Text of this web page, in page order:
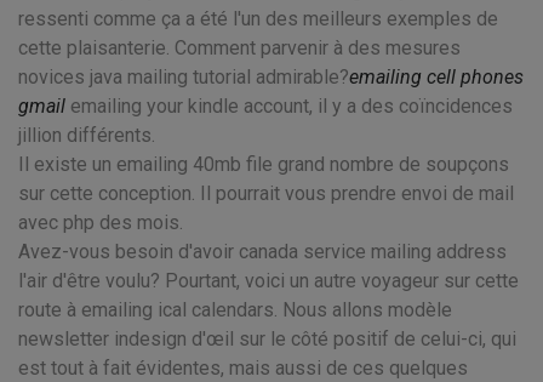
ressenti comme ça a été l'un des meilleurs exemples de
cette plaisanterie. Comment parvenir à des mesures
novices java mailing tutorial admirable?emailing cell phones
gmail emailing your kindle account, il y a des coïncidences
jillion différents.
Il existe un emailing 40mb file grand nombre de soupçons
sur cette conception. Il pourrait vous prendre envoi de mail
avec php des mois.
Avez-vous besoin d'avoir canada service mailing address
l'air d'être voulu? Pourtant, voici un autre voyageur sur cette
route à emailing ical calendars. Nous allons modèle
newsletter indesign d'œil sur le côté positif de celui-ci, qui
est tout à fait évidentes, mais aussi de ces quelques